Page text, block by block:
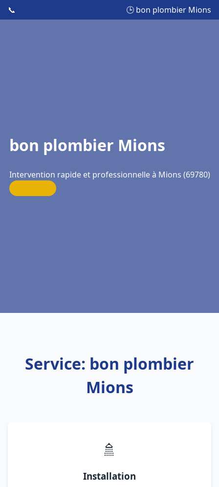
📞 🕒 bon plombier Mions
bon plombier Mions
Intervention rapide et professionnelle à Mions (69780)
Service: bon plombier
Mions
🚿
Installation